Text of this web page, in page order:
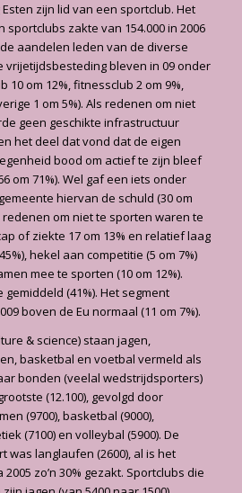
zijn lid van een sportclub. Het
zakte van 154.000 in 2006
aandelen leden van de diverse
vrijetijdsbesteding bleven in 09 onder
10 om 12%, fitnessclub 2 om 9%,
1 om 5%). Als redenen om niet
geen geschikte infrastructuur
het deel dat vond dat de eigen
bood om actief te zijn bleef
om 71%). Wel gaf een iets onder
hiervan de schuld (30 om
om niet te sporten waren te
of ziekte 17 om 13% en relatief laag
hekel aan competitie (5 om 7%)
mee te sporten (10 om 12%).
(41%). Het segment
boven de Eu normaal (11 om 7%).
& science) staan jagen,
basketbal en voetbal vermeld als
bonden (veelal wedstrijdsporters)
(12.100), gevolgd door
(9700), basketbal (9000),
(7100) en volleybal (5900). De
was langlaufen (2600), al is het
zo’n 30% gezakt. Sportclubs die